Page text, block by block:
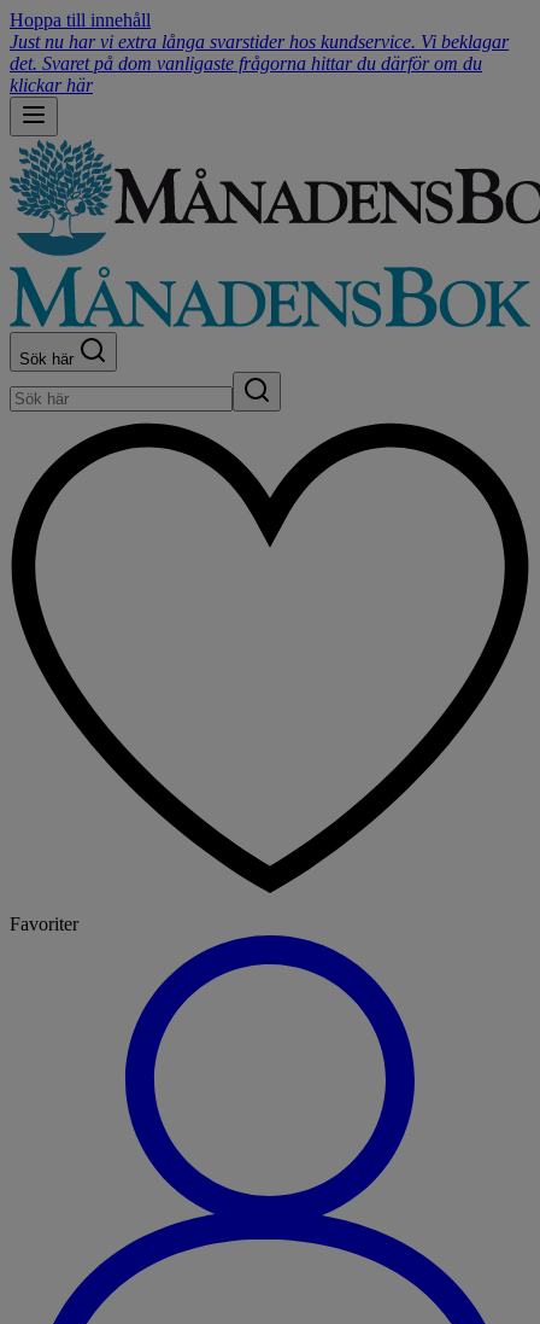
Hoppa till innehåll
Just nu har vi extra långa svarstider hos kundservice. Vi beklagar
det. Svaret på dom vanligaste frågorna hittar du därför om du
klickar här
Sök här
Favoriter